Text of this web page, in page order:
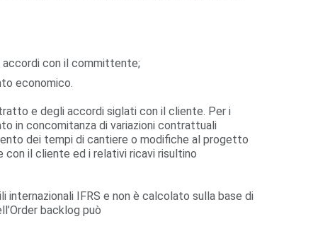
con il committente;
economico.
e degli accordi siglati con il cliente. Per i
in concomitanza di variazioni contrattuali
dei tempi di cantiere o modifiche al progetto
con il cliente ed i relativi ricavi risultino
internazionali IFRS e non è calcolato sulla base di
backlog può